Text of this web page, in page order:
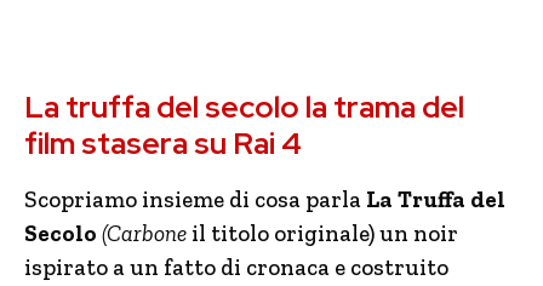
La truffa del secolo la trama del
film stasera su Rai 4
Scopriamo insieme di cosa parla La Truffa del
Secolo (Carbone il titolo originale) un noir
ispirato a un fatto di cronaca e costruito